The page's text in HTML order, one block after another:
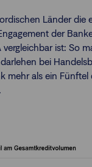
Länder die
der
ist: So
bei
mehr als ein Fünftel